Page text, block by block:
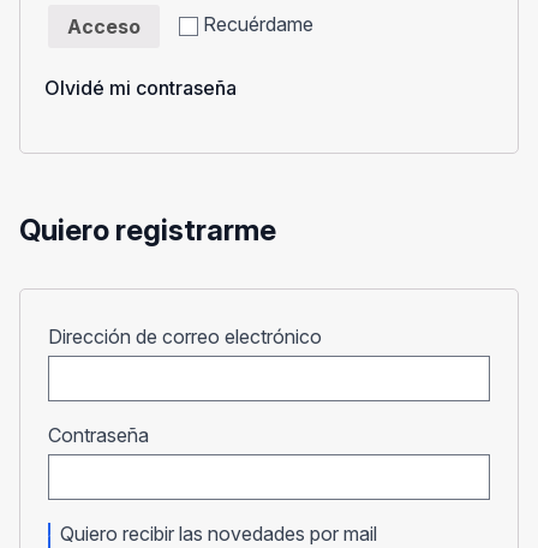
Recuérdame
Acceso
Olvidé mi contraseña
Quiero registrarme
Dirección de correo electrónico
Contraseña
Quiero recibir las novedades por mail